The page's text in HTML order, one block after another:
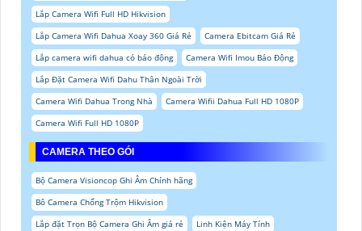
Lắp Camera Wifi Full HD Hikvision
Lắp Camera Wifi Dahua Xoay 360 Giá Rẻ
Camera Ebitcam Giá Rẻ
Lắp camera wifi dahua có báo động
Camera Wifi Imou Báo Động
Lắp Đặt Camera Wifi Dahu Thân Ngoài Trời
Camera Wifi Dahua Trong Nhà
Camera Wifii Dahua Full HD 1080P
Camera Wifi Full HD 1080P
CAMERA THEO GÓI
Bộ Camera Visioncop Ghi Âm Chính hãng
Bô Camera Chống Trộm Hikvision
Lắp đặt Trọn Bộ Camera Ghi Âm giá rẻ
Linh Kiện Máy Tính